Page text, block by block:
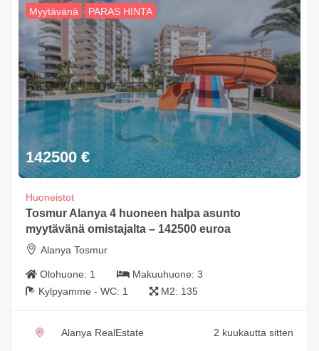
Myytävänä PARAS HINTA
142500 €
Huoneistot
Tosmur Alanya 4 huoneen halpa asunto
myytävänä omistajalta – 142500 euroa
Alanya Tosmur
Olohuone: 1 Makuuhuone: 3
Kylpyamme - WC: 1 M2: 135
Alanya RealEstate 2 kuukautta sitten